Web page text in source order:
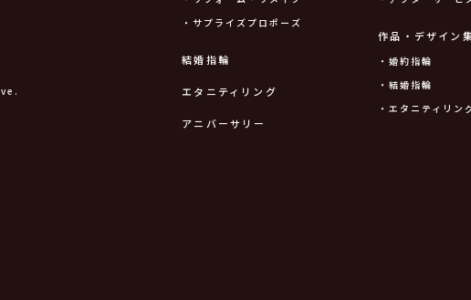
・サプライズプロポーズ
結婚指輪
エタニティリング
アニバーサリー
作品・デザイン
・婚約指輪
・結婚指輪
・エタニティリン